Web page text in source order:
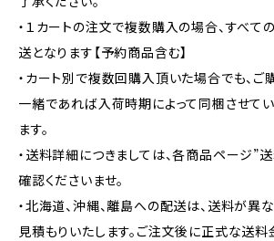
・１カートの注文で複数購入の場合、すべ
送となります【予約商品含む】
・カート別で複数回購入頂いた場合でも、
一緒であれば入荷時期によって同梱させて
ます。
・送料詳細につきましては、各商品ページ”
確認くださいませ。
・北海道、沖縄、離島への配送は、送料が異
見積もりいたします。ご注文後に正式な送